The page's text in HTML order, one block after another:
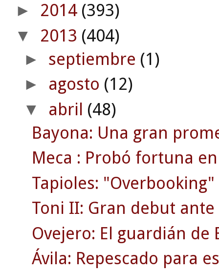
► 2014 (393)
▼ 2013 (404)
► septiembre (1)
► agosto (12)
▼ abril (48)
Bayona: Una gran
Meca : Probó fortuna
Tapioles:
Toni II: Gran debut ante
Ovejero: El guardián de
Ávila: Repescado para